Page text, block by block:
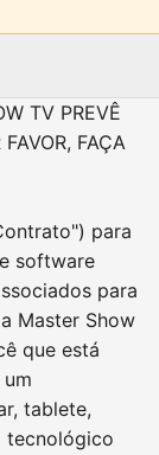
TV PREVÊ
FAÇA
para
software
para
Master Show
que está
tablete,
tecnológico